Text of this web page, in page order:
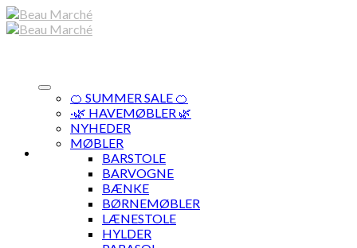
Skip
to
🍊 SUMMER SALE 🍊
·🌿 HAVEMØBLER 🌿
NYHEDER
MØBLER
BARSTOLE
BARVOGNE
BÆNKE
BØRNEMØBLER
LÆNESTOLE
HYLDER